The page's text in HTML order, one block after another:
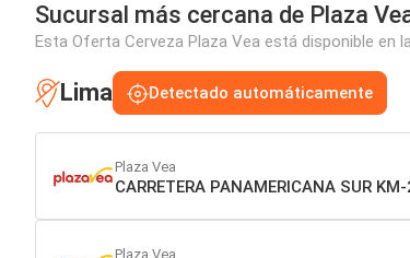
Sucursal más cercana de Plaza
Esta Oferta Cerveza Plaza Vea está disponible en
Lima Detectado automáticamente
Plaza Vea
CARRETERA PANAMERICANA SUR
Plaza Vea